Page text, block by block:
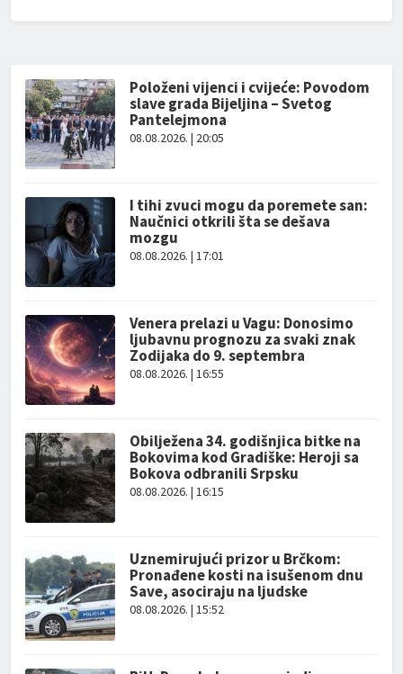
Položeni vijenci i cvijeće: Povodom
slave grada Bijeljina – Svetog
Pantelejmona
08.08.2026. | 20:05
I tihi zvuci mogu da poremete san:
Naučnici otkrili šta se dešava
mozgu
08.08.2026. | 17:01
Venera prelazi u Vagu: Donosimo
ljubavnu prognozu za svaki znak
Zodijaka do 9. septembra
08.08.2026. | 16:55
Obilježena 34. godišnjica bitke na
Bokovima kod Gradiške: Heroji sa
Bokova odbranili Srpsku
08.08.2026. | 16:15
Uznemirujući prizor u Brčkom:
Pronađene kosti na isušenom dnu
Save, asociraju na ljudske
08.08.2026. | 15:52